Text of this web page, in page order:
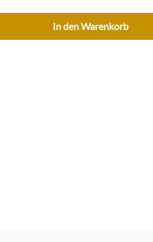
In den Warenkorb